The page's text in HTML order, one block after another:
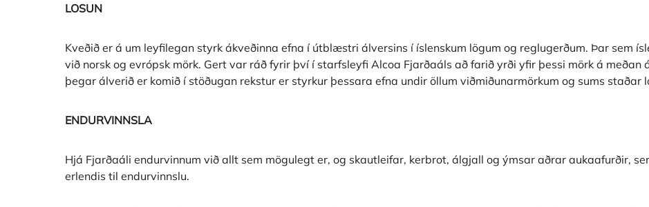
LOSUN
Kveðið er á um leyfilegan styrk ákveðinna efna í útblæstri álversins í íslenskum lögum og reglugerðum. Þar sem
við norsk og evrópsk mörk. Gert var ráð fyrir því í starfsleyfi Alcoa Fjarðaáls að farið yrði yfir þessi mörk á meðan
þegar álverið er komið í stöðugan rekstur er styrkur þessara efna undir öllum viðmiðunarmörkum og sums staðar
ENDURVINNSLA
Hjá Fjarðaáli endurvinnum við allt sem mögulegt er, og skautleifar, kerbrot, álgjall og ýmsar aðrar aukaafurðir,
erlendis til endurvinnslu.